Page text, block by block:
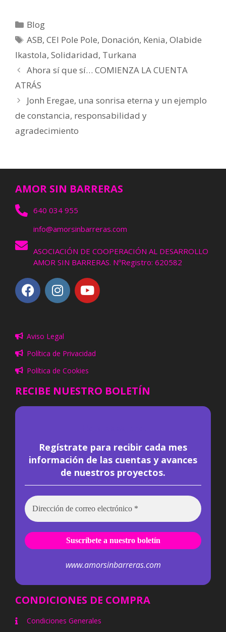
Blog
ASB,CEI Pole Pole, Donación, Kenia,Olabide
Ikastola, Solidaridad, Turkana
Ahora sí que sí… COMIENZA LA CUENTA
ATRÁS
Jonh Eregae, una sonrisa eterna y un ejemplo
de constancia, responsabilidad y
agradecimiento
AMOR SIN BARRERAS
640 034 955
info@amorsinbarreras.com
ASOCIACIÓN DE COOPERACIÓN AL DESARROLLO
AMOR SIN BARRERAS. NºRegistro: 620582
Aviso Legal
Política de Privacidad
Política de Cookies
RECIBE NUESTRO BOLETÍN
Regístrate para recibir cada mes
información de las cuentas y avances
de nuestros proyectos.
www.amorsinbarreras.com
CONDICIONES DE COMPRA
Condiciones Generales